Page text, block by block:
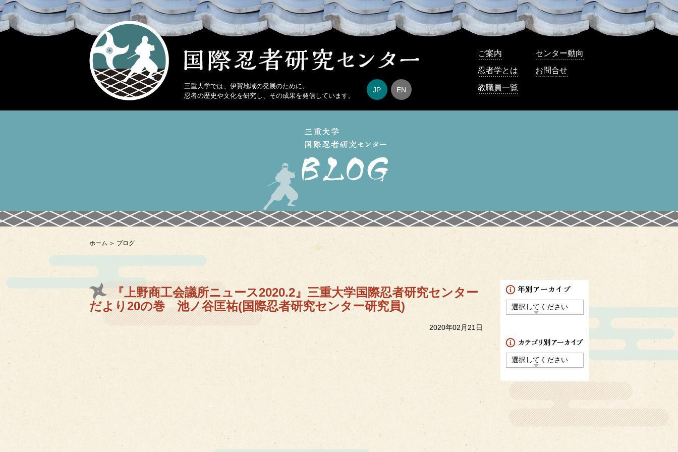
三重大学では、伊賀地域の発展のために、
忍者の歴史や文化を研究し、その成果を発信しています。
JP EN
ご案内
センター動向
忍者学とは
お問合せ
教職員一覧
ホーム ブログ
『上野商工会議所ニュース2020.2』三重大学国際忍者研究センター
だより20の巻 池ノ谷匡祐(国際忍者研究センター研究員)
2020年02月21日